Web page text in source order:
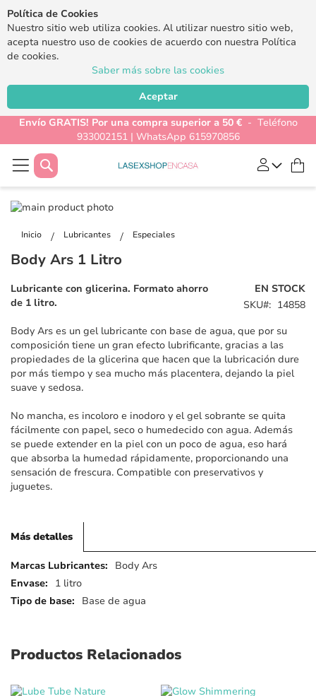
Política de Cookies
Nuestro sitio web utiliza cookies. Al utilizar nuestro sitio web,
acepta nuestro uso de cookies de acuerdo con nuestra Política
de cookies.
Saber más sobre las cookies
Aceptar
Envío GRATIS! Por una compra superior a 50 €- Teléfono
933002151 | WhatsApp 615970856
Buscar
Inicio Lubricantes Especiales
Saltar
final
la
de
imágenes
de
galería
de
Body Ars 1 Litro
EN STOCK
SKU
14858
Lubricante con glicerina. Formato ahorro
de 1 litro.
Body Ars es un gel lubricante con base de agua, que por su
composición tiene un gran efecto lubrificante, gracias a las
propiedades de la glicerina que hacen que la lubricación dure
por más tiempo y sea mucho más placentera, dejando la piel
suave y sedosa.
No mancha, es incoloro e inodoro y el gel sobrante se quita
fácilmente con papel, seco o humedecido con agua. Además
se puede extender en la piel con un poco de agua, eso hará
que absorba la humedad rápidamente, proporcionando una
sensación de frescura. Compatible con preservativos y
juguetes.
Más detalles
Más
detalles
Body Ars
1 litro
Base de agua
Productos Relacionados